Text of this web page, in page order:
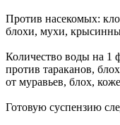
Против насекомых:
блохи, мухи,
Количество воды на 1
против тараканов,
от муравьев, блох,
Готовую суспензию